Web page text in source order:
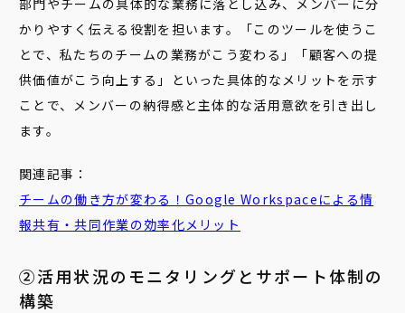
部門やチームの具体的な業務に落とし込み、メンバーに分
かりやすく伝える役割を担います。「このツールを使うこ
とで、私たちのチームの業務がこう変わる」「顧客への提
供価値がこう向上する」といった具体的なメリットを示す
ことで、メンバーの納得感と主体的な活用意欲を引き出し
ます。
関連記事：
チームの働き方が変わる！Google Workspaceによる情
報共有・共同作業の効率化メリット
②活用状況のモニタリングとサポート体制の
構築